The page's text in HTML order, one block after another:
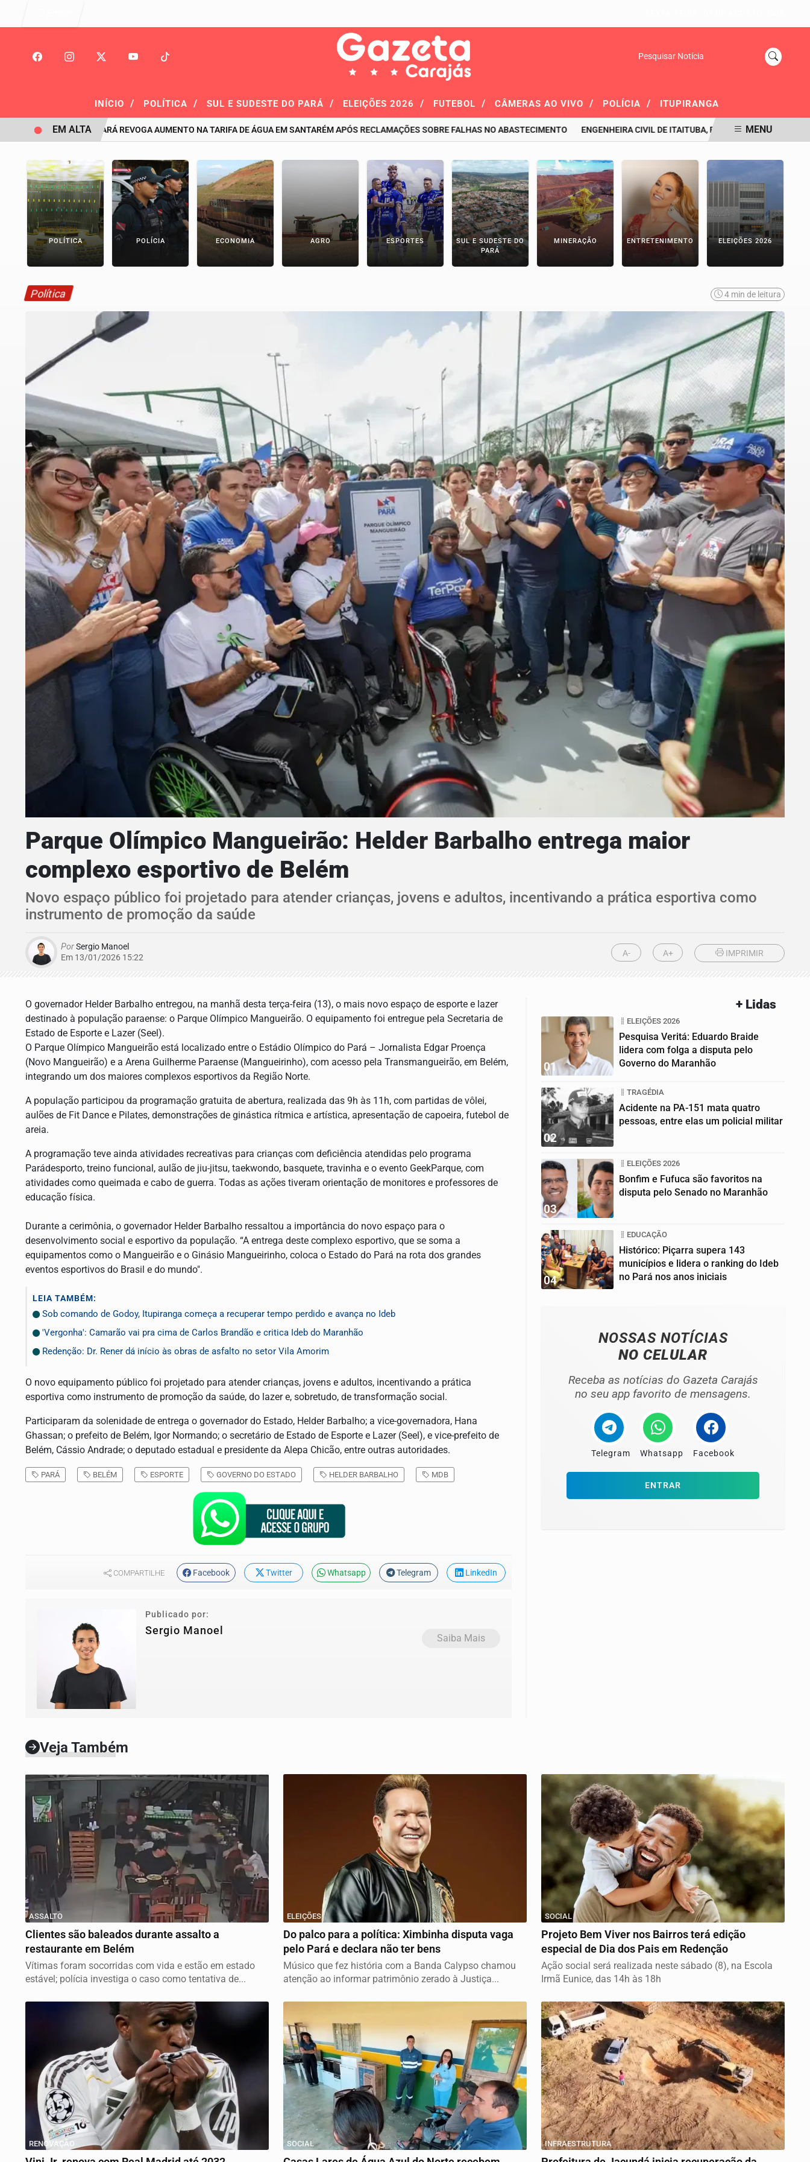
Pesquisar Notícia
INÍCIO / POLÍTICA / SUL E SUDESTE DO PARÁ / ELEIÇÕES 2026 / FUTEBOL / CÂMERAS AO VIVO / POLÍCIA / ITUPIRANGA
GOVERNO DO PARÁ REVOGA AUMENTO NA TARIFA DE ÁGUA EM SANTARÉM APÓS RECLAMAÇÕES SOBRE FALHAS NO ABASTECIMENTO ENGENHEIRA CIVIL DE ITAITUBA, ELLAYNE É ANUNCIADA COMO
EM ALTA MENU
POLÍTICA POLÍCIA ECONOMIA AGRO ESPORTES
SUL E SUDESTE DO
PARÁ
MINERAÇÃO ENTRETENIMENTO ELEIÇÕES 2026
Política 4 min de leitura
Parque Olímpico Mangueirão: Helder Barbalho entrega maior
complexo esportivo de Belém
Novo espaço público foi projetado para atender crianças, jovens e adultos, incentivando a prática esportiva como
instrumento de promoção da saúde
PorSergio Manoel
Em 13/01/2026 15:22
A- A+ IMPRIMIR
O governador Helder Barbalho entregou, na manhã desta terça-feira (13), o mais novo espaço de esporte e lazer
destinado à população paraense: o Parque Olímpico Mangueirão. O equipamento foi entregue pela Secretaria de
Estado de Esporte e Lazer (Seel).
O Parque Olímpico Mangueirão está localizado entre o Estádio Olímpico do Pará – Jornalista Edgar Proença
(Novo Mangueirão) e a Arena Guilherme Paraense (Mangueirinho), com acesso pela Transmangueirão, em Belém,
integrando um dos maiores complexos esportivos da Região Norte.
A população participou da programação gratuita de abertura, realizada das 9h às 11h, com partidas de vôlei,
aulões de Fit Dance e Pilates, demonstrações de ginástica rítmica e artística, apresentação de capoeira, futebol de
areia.
A programação teve ainda atividades recreativas para crianças com deficiência atendidas pelo programa
Parádesporto, treino funcional, aulão de jiu-jitsu, taekwondo, basquete, travinha e o evento GeekParque, com
atividades como queimada e cabo de guerra. Todas as ações tiveram orientação de monitores e professores de
educação física.
Durante a cerimônia, o governador Helder Barbalho ressaltou a importância do novo espaço para o
desenvolvimento social e esportivo da população. “A entrega deste complexo esportivo, que se soma a
equipamentos como o Mangueirão e o Ginásio Mangueirinho, coloca o Estado do Pará na rota dos grandes
eventos esportivos do Brasil e do mundo".
LEIA TAMBÉM:
Sob comando de Godoy, Itupiranga começa a recuperar tempo perdido e avança no Ideb
'Vergonha': Camarão vai pra cima de Carlos Brandão e critica Ideb do Maranhão
Redenção: Dr. Rener dá início às obras de asfalto no setor Vila Amorim
O novo equipamento público foi projetado para atender crianças, jovens e adultos, incentivando a prática
esportiva como instrumento de promoção da saúde, do lazer e, sobretudo, de transformação social.
Participaram da solenidade de entrega o governador do Estado, Helder Barbalho; a vice-governadora, Hana
Ghassan; o prefeito de Belém, Igor Normando; o secretário de Estado de Esporte e Lazer (Seel), e vice-prefeito de
Belém, Cássio Andrade; o deputado estadual e presidente da Alepa Chicão, entre outras autoridades.
PARÁ BELÉM ESPORTE GOVERNO DO ESTADO HELDER BARBALHO MDB
COMPARTILHE Facebook Twitter Whatsapp Telegram LinkedIn
Publicado por:
Sergio Manoel
Saiba Mais
+ Lidas
01
ELEIÇÕES 2026
Pesquisa Veritá: Eduardo Braide
lidera com folga a disputa pelo
Governo do Maranhão
02
TRAGÉDIA
Acidente na PA-151 mata quatro
pessoas, entre elas um policial militar
03
ELEIÇÕES 2026
Bonfim e Fufuca são favoritos na
disputa pelo Senado no Maranhão
04
EDUCAÇÃO
Histórico: Piçarra supera 143
municípios e lidera o ranking do Ideb
no Pará nos anos iniciais
NOSSAS NOTÍCIAS
NO CELULAR
Receba as notícias do Gazeta Carajás
no seu app favorito de mensagens.
Telegram Whatsapp Facebook
ENTRAR
Veja Também
ASSALTO
Clientes são baleados durante assalto a
restaurante em Belém
Vítimas foram socorridas com vida e estão em estado
estável; polícia investiga o caso como tentativa de...
ELEIÇÕES
Do palco para a política: Ximbinha disputa vaga
pelo Pará e declara não ter bens
Músico que fez história com a Banda Calypso chamou
atenção ao informar patrimônio zerado à Justiça...
SOCIAL
Projeto Bem Viver nos Bairros terá edição
especial de Dia dos Pais em Redenção
Ação social será realizada neste sábado (8), na Escola
Irmã Eunice, das 14h às 18h
RENOVAÇÃO SOCIAL INFRAESTRUTURA